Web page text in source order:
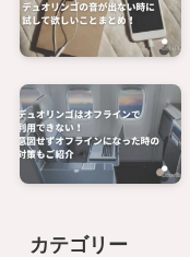
カテゴリー